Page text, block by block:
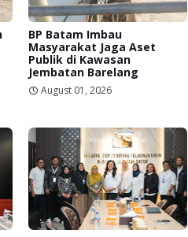
BP Batam Imbau
Masyarakat Jaga Aset
Publik di Kawasan
Jembatan Barelang
August 01, 2026